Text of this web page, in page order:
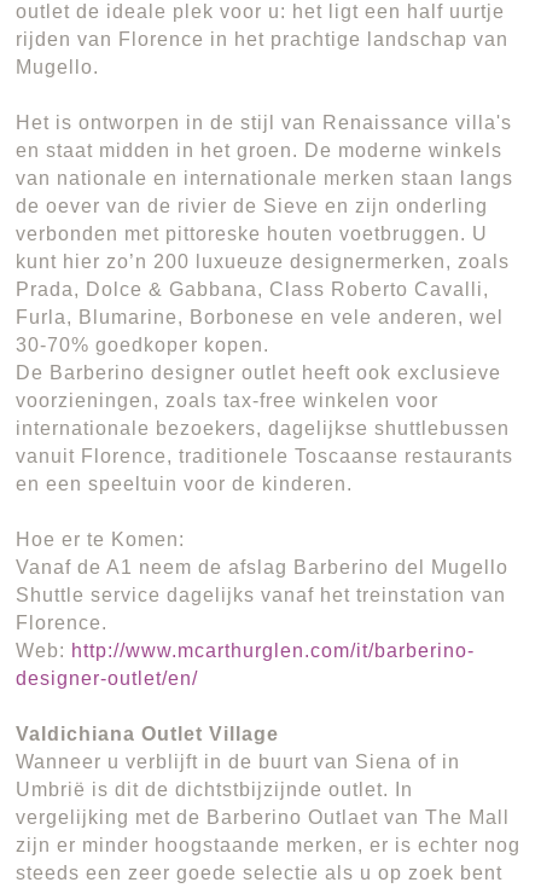
outlet de ideale plek voor u: het ligt een half uurtje
rijden van Florence in het prachtige landschap van
Mugello.
Het is ontworpen in de stijl van Renaissance villa's
en staat midden in het groen. De moderne winkels
van nationale en internationale merken staan langs
de oever van de rivier de Sieve en zijn onderling
verbonden met pittoreske houten voetbruggen. U
kunt hier zo’n 200 luxueuze designermerken, zoals
Prada, Dolce & Gabbana, Class Roberto Cavalli,
Furla, Blumarine, Borbonese en vele anderen, wel
30-70% goedkoper kopen.
De Barberino designer outlet heeft ook exclusieve
voorzieningen, zoals tax-free winkelen voor
internationale bezoekers, dagelijkse shuttlebussen
vanuit Florence, traditionele Toscaanse restaurants
en een speeltuin voor de kinderen.
Hoe er te Komen:
Vanaf de A1 neem de afslag Barberino del Mugello
Shuttle service dagelijks vanaf het treinstation van
Florence.
Web: http://www.mcarthurglen.com/it/barberino-
designer-outlet/en/
Valdichiana Outlet Village
Wanneer u verblijft in de buurt van Siena of in
Umbrië is dit de dichtstbijzijnde outlet. In
vergelijking met de Barberino Outlaet van The Mall
zijn er minder hoogstaande merken, er is echter nog
steeds een zeer goede selectie als u op zoek bent